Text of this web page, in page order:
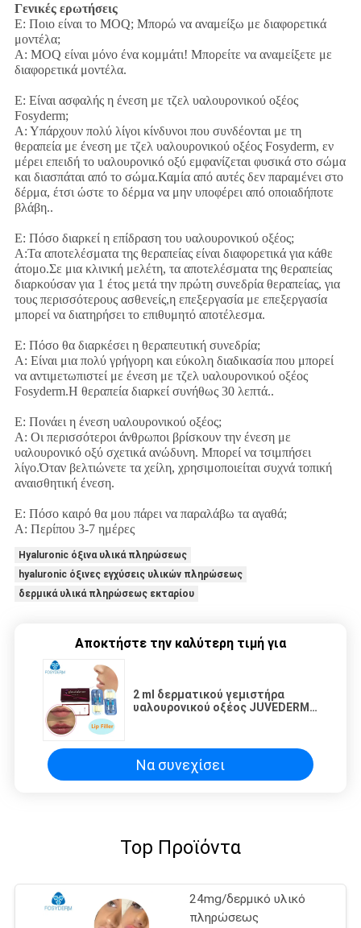
Γενικές ερωτήσεις
Ε: Ποιο είναι το MOQ; Μπορώ να αναμείξω με διαφορετικά
μοντέλα;
Α: MOQ είναι μόνο ένα κομμάτι! Μπορείτε να αναμείξετε με
διαφορετικά μοντέλα.
Ε: Είναι ασφαλής η ένεση με τζελ υαλουρονικού οξέος
Fosyderm;
Α: Υπάρχουν πολύ λίγοι κίνδυνοι που συνδέονται με τη
θεραπεία με ένεση με τζελ υαλουρονικού οξέος Fosyderm, εν
μέρει επειδή το υαλουρονικό οξύ εμφανίζεται φυσικά στο σώμα
και διασπάται από το σώμα.Καμία από αυτές δεν παραμένει στο
δέρμα, έτσι ώστε το δέρμα να μην υποφέρει από οποιαδήποτε
βλάβη..
Ε: Πόσο διαρκεί η επίδραση του υαλουρονικού οξέος;
Α:Τα αποτελέσματα της θεραπείας είναι διαφορετικά για κάθε
άτομο.Σε μια κλινική μελέτη, τα αποτελέσματα της θεραπείας
διαρκούσαν για 1 έτος μετά την πρώτη συνεδρία θεραπείας, για
τους περισσότερους ασθενείς,η επεξεργασία με επεξεργασία
μπορεί να διατηρήσει το επιθυμητό αποτέλεσμα.
Ε: Πόσο θα διαρκέσει η θεραπευτική συνεδρία;
Α: Είναι μια πολύ γρήγορη και εύκολη διαδικασία που μπορεί
να αντιμετωπιστεί με ένεση με τζελ υαλουρονικού οξέος
Fosyderm.Η θεραπεία διαρκεί συνήθως 30 λεπτά..
Ε: Πονάει η ένεση υαλουρονικού οξέος;
Α: Οι περισσότεροι άνθρωποι βρίσκουν την ένεση με
υαλουρονικό οξύ σχετικά ανώδυνη. Μπορεί να τσιμπήσει
λίγο.Όταν βελτιώνετε τα χείλη, χρησιμοποιείται συχνά τοπική
αναισθητική ένεση.
Ε: Πόσο καιρό θα μου πάρει να παραλάβω τα αγαθά;
Α: Περίπου 3-7 ημέρες
Hyaluronic όξινα υλικά πληρώσεως
hyaluronic όξινες εγχύσεις υλικών πληρώσεως
δερμικά υλικά πληρώσεως εκταρίου
Αποκτήστε την καλύτερη τιμή για
2 ml δερματικού γεμιστήρα
υαλουρονικού οξέος JUVEDERM
Να συνεχίσει
Top Προϊόντα
24mg/δερμικό υλικό
πληρώσεως